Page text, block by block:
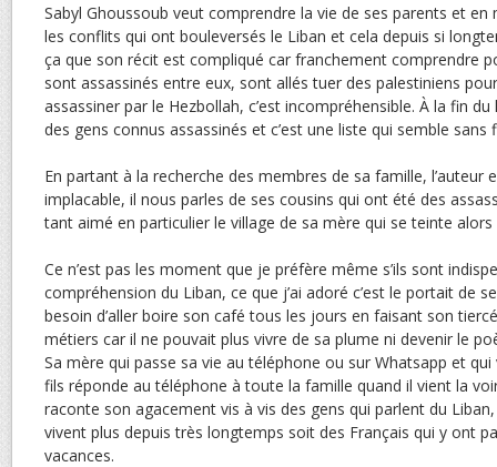
Sabyl Ghoussoub veut comprendre la vie de ses parents et
les conflits qui ont bouleversés le Liban et cela depuis si
ça que son récit est compliqué car franchement comprendre
sont assassinés entre eux, sont allés tuer des palestiniens
assassiner par le Hezbollah, c’est incompréhensible. À la fin du
des gens connus assassinés et c’est une liste qui semble sans
En partant à la recherche des membres de sa famille, l’auteur
implacable, il nous parles de ses cousins qui ont été des
tant aimé en particulier le village de sa mère qui se teinte alors
Ce n’est pas les moment que je préfère même s’ils sont
compréhension du Liban, ce que j’ai adoré c’est le portait de
besoin d’aller boire son café tous les jours en faisant son
métiers car il ne pouvait plus vivre de sa plume ni devenir le
Sa mère qui passe sa vie au téléphone ou sur Whatsapp et
fils réponde au téléphone à toute la famille quand il vient la
raconte son agacement vis à vis des gens qui parlent du Liban,
vivent plus depuis très longtemps soit des Français qui y ont
vacances.